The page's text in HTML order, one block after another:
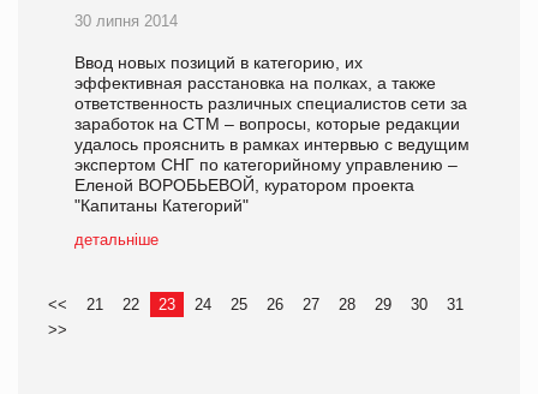
30 липня 2014
Ввод новых позиций в категорию, их
эффективная расстановка на полках, а также
ответственность различных специалистов сети за
заработок на СТМ – вопросы, которые редакции
удалось прояснить в рамках интервью с ведущим
экспертом СНГ по категорийному управлению –
Еленой ВОРОБЬЕВОЙ, куратором проекта
"Капитаны Категорий"
детальніше
<< 21 22 23 24 25 26 27 28 29 30
31
>>